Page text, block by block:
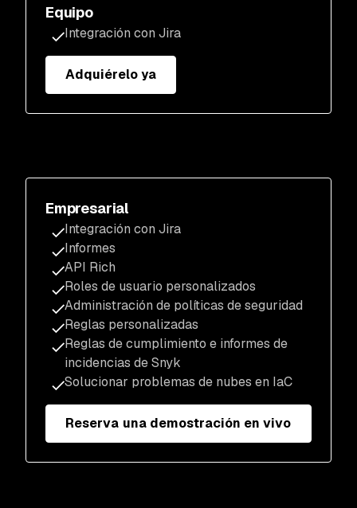
Equipo
Integración con Jira
Adquiérelo ya
Empresarial
Integración con Jira
Informes
API Rich
Roles de usuario personalizados
Administración de políticas de seguridad
Reglas personalizadas
Reglas de cumplimiento e informes de
incidencias de Snyk
Solucionar problemas de nubes en IaC
Reserva una demostración en vivo